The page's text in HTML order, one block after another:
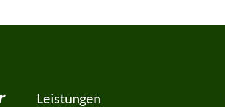
Leistungen